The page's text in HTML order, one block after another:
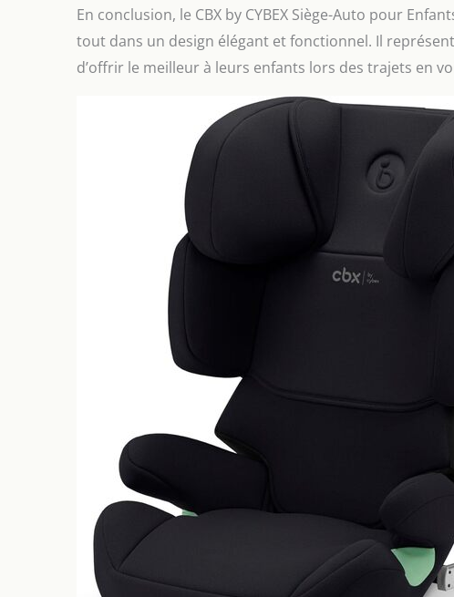
En conclusion, le CBX by CYBEX Siège-Auto pour
tout dans un design élégant et fonctionnel. Il
d’offrir le meilleur à leurs enfants lors des trajets en